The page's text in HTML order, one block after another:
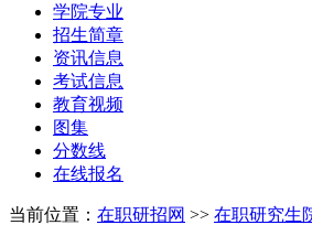
学院专业
招生简章
资讯信息
考试信息
教育视频
图集
分数线
在线报名
当前位置： 在职研招网 >> 在职研究生